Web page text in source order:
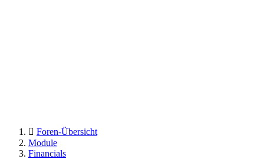
Foren-Übersicht
Module
Financials